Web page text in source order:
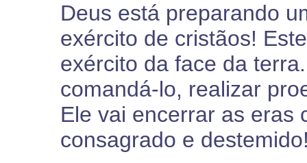
Deus está preparando
exército de cristãos!
exército da face da
comandá-lo, realizar
Ele vai encerrar as eras
consagrado e